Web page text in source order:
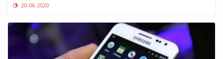
20-06-2020